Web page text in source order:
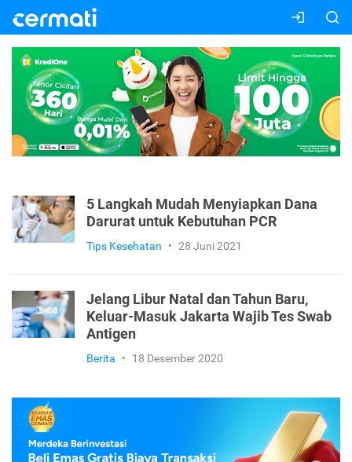
5 Langkah Mudah Menyiapkan Dana
Darurat untuk Kebutuhan PCR
Tips Kesehatan • 28 Juni 2021
Jelang Libur Natal dan Tahun Baru,
Keluar-Masuk Jakarta Wajib Tes Swab
Antigen
Berita • 18 Desember 2020